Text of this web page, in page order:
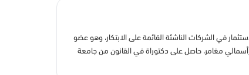
تعنى بالاستثمار في الشركات الناشئة القائمة على الابتكار، وهو عضو
مغامر، حاصل على دكتوراة في القانون من جامعة